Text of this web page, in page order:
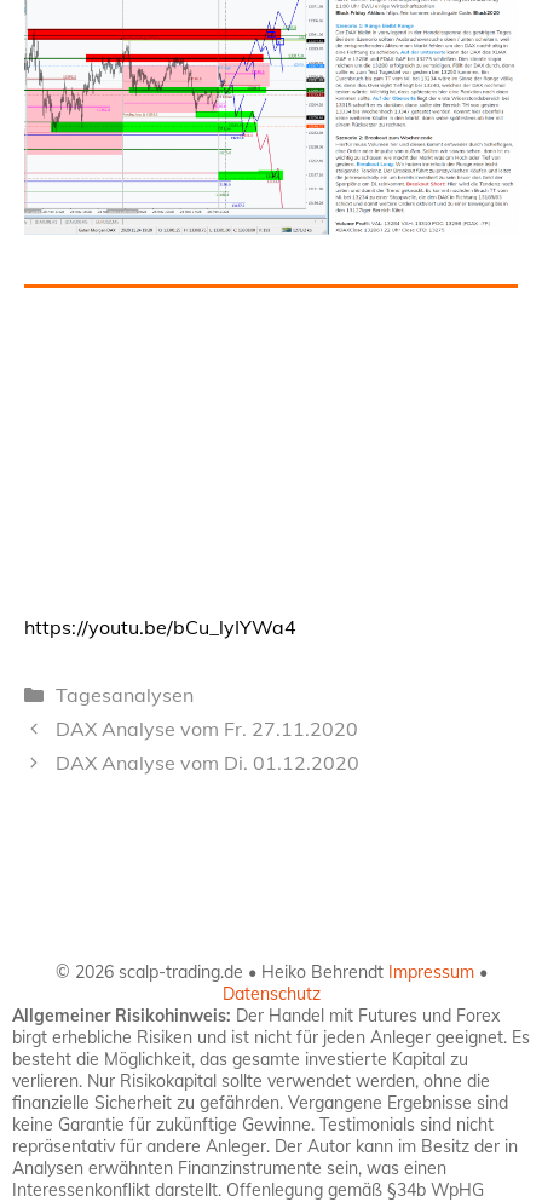
https://youtu.be/bCu_lyIYWa4
Kategorien
Tagesanalysen
DAX Analyse vom Fr. 27.11.2020
DAX Analyse vom Di. 01.12.2020
© 2026 scalp-trading.de • Heiko Behrendt Impressum•
Datenschutz
Allgemeiner Risikohinweis: Der Handel mit Futures und Forex
birgt erhebliche Risiken und ist nicht für jeden Anleger geeignet. Es
besteht die Möglichkeit, das gesamte investierte Kapital zu
verlieren. Nur Risikokapital sollte verwendet werden, ohne die
finanzielle Sicherheit zu gefährden. Vergangene Ergebnisse sind
keine Garantie für zukünftige Gewinne. Testimonials sind nicht
repräsentativ für andere Anleger. Der Autor kann im Besitz der in
Analysen erwähnten Finanzinstrumente sein, was einen
Interessenkonflikt darstellt. Offenlegung gemäß §34b WpHG